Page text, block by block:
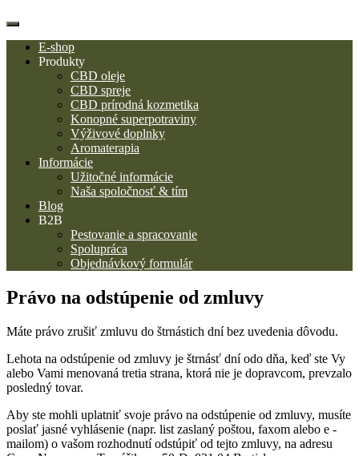
E-shop
Produkty
CBD oleje
CBD spreje
CBD prírodná kozmetika
Konopné superpotraviny
Výživové doplnky
Aromaterapia
Informácie
Užitočné informácie
Naša spoločnosť & tím
Blog
B2B
Pestovanie a spracovanie
Spolupráca
Objednávkový formulár
Právo na odstúpenie od zmluvy
Máte právo zrušiť zmluvu do štrnástich dní bez uvedenia dôvodu.
Lehota na odstúpenie od zmluvy je štrnásť dní odo dňa, keď ste Vy
alebo Vami menovaná tretia strana, ktorá nie je dopravcom, prevzalo
posledný tovar.
Aby ste mohli uplatniť svoje právo na odstúpenie od zmluvy, musíte
poslať jasné vyhlásenie (napr. list zaslaný poštou, faxom alebo e -
mailom) o vašom rozhodnutí odstúpiť od tejto zmluvy, na adresu